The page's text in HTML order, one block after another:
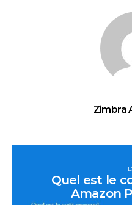
Zimbra
Quel est le
Amazon